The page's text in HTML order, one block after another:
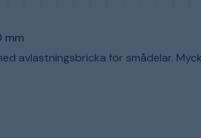
mm
avlastningsbricka för smådelar.